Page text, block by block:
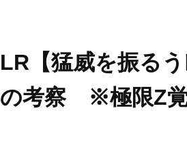
LR【猛威を振る
の考察 ※極限Z